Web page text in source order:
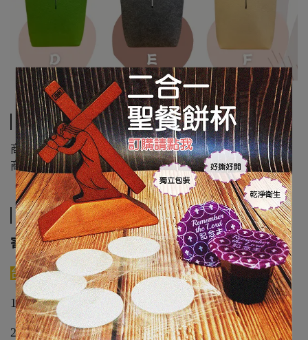
規格說明
商品材質: 羊毛氈/PU合成皮
商品尺寸: 高34cm, 寬24 cm, 底厚9cm
運送方式
寄送說明:
台灣地區:
1. 711超商取貨不付款
2.郵局宅配 or 貨到付款